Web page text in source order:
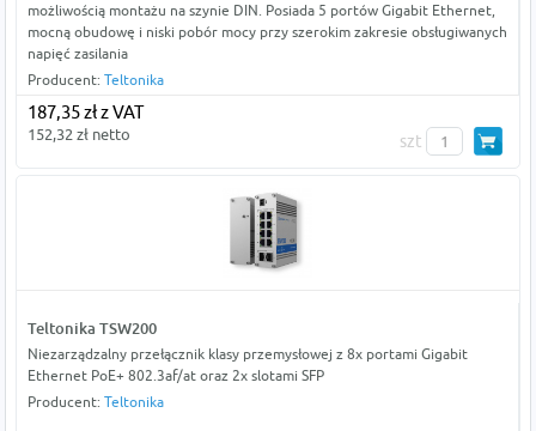
możliwością montażu na szynie DIN. Posiada 5 portów Gigabit Ethernet,
mocną obudowę i niski pobór mocy przy szerokim zakresie obsługiwanych
napięć zasilania
Producent: Teltonika
187,35 zł z VAT
152,32 zł netto szt
Teltonika TSW200
Niezarządzalny przełącznik klasy przemysłowej z 8x portami Gigabit
Ethernet PoE+ 802.3af/at oraz 2x slotami SFP
Producent: Teltonika